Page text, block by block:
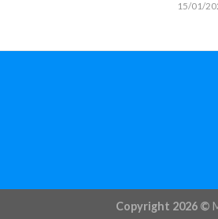
15/01/
Copyright 2026 ©